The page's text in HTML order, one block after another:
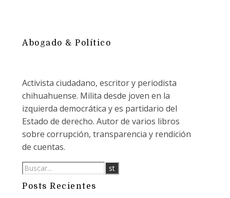
Abogado & Político
Activista ciudadano, escritor y periodista
chihuahuense. Milita desde joven en la
izquierda democrática y es partidario del
Estado de derecho. Autor de varios libros
sobre corrupción, transparencia y rendición
de cuentas.
Posts Recientes